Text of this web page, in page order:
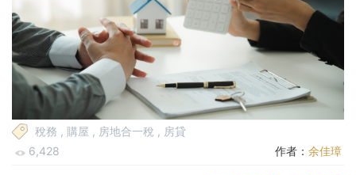
稅務 , 購屋 , 房地合一稅 , 房貸
6,428
作者： 余佳璋